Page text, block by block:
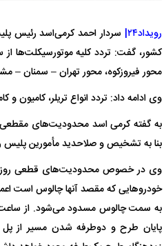
رویداد۲۴|
سردار احمد کرمی‌اسد رئیس
محور فیروزکوه، محور تهران – سمنان
وی ادامه داد: تردد انواع تریلر،
به گفته کرمی اسد محدودیت‌های مقطعی
بنا به تشخیص و صلاحدید مأمورین
پایان طرح و دوطرفه شدن مسیر از پل
بازی‌های لیگ برتر فوتبال با تماشاگر
برگزار می‌شود